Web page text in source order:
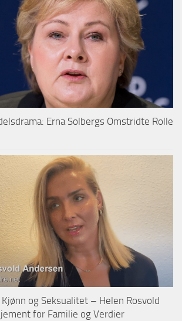
Erna Solbergs Omstridte Rolle
og Seksualitet – Helen Rosvold
for Familie og Verdier